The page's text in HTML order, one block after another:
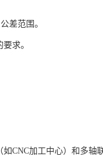
差范围。
求。
CNC加工中心）和多轴